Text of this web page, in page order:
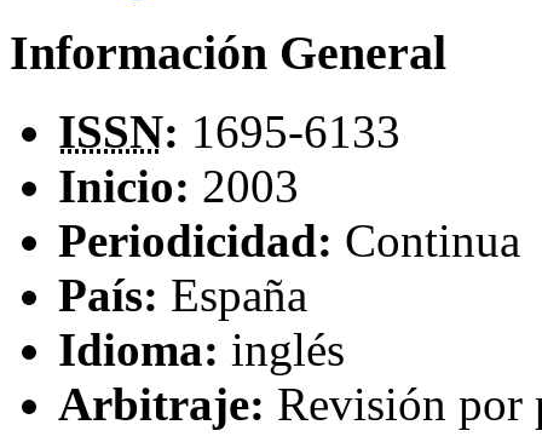
Información General
ISSN: 1695-6133
Inicio: 2003
Periodicidad: Continua
País: España
Idioma: inglés
Arbitraje: Revisión por